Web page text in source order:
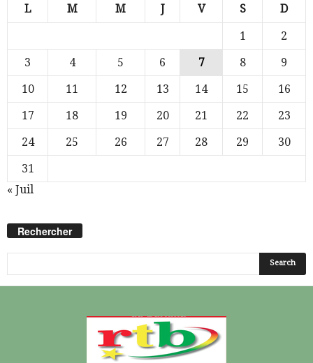
L M M J V S D
1
2
3
4 5 6 7 8
9
10
11 12 13 14 15
16
17
18 19 20 21 22
23
24
25 26 27 28 29
30
31
« Juil
Rechercher